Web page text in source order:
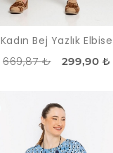
Kadın Bej Yazlık Elbise
669,87 ₺ 299,90 ₺